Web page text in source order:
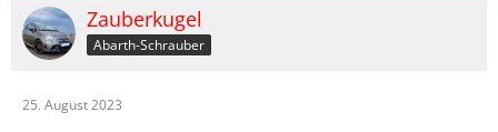
Zauberkugel
Abarth-Schrauber
25. August 2023